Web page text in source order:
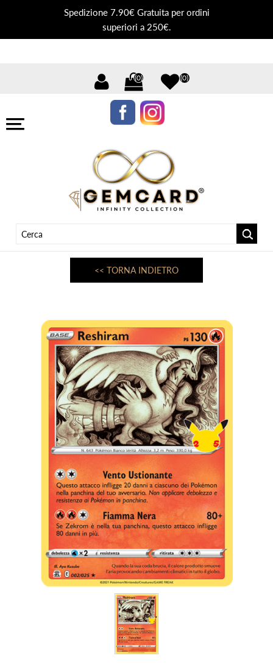
Spedizione 7.90€ Gratuita per ordini
superiori a 250€.
(0) (0)
<< TORNA INDIETRO